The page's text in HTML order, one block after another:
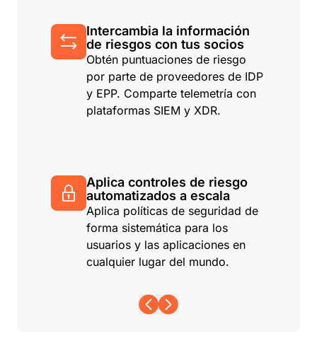
Intercambia la información
de riesgos con tus socios
Obtén puntuaciones de riesgo
por parte de proveedores de IDP
y EPP. Comparte telemetría con
plataformas SIEM y XDR.
Aplica controles de riesgo
automatizados a escala
Aplica políticas de seguridad de
forma sistemática para los
usuarios y las aplicaciones en
cualquier lugar del mundo.